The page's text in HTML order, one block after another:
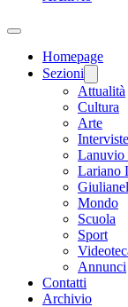
Homepage
Sezioni
Attualità
Cultura
Arte
Interviste
Lariano
Mondo
Scuola
Sport
Annunci
Contatti
Archivio